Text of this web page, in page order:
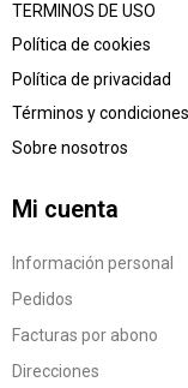
TERMINOS DE USO
Política de cookies
Política de privacidad
Términos y condiciones
Sobre nosotros
Mi cuenta
Información personal
Pedidos
Facturas por abono
Direcciones